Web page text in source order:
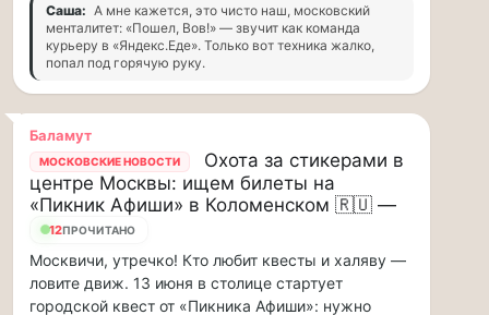
16.08
|
16:00
—
один
из
самых
исповедальных
русских
композиторов,
чья
Саша: А мне кажется, это чисто наш, московский
менталитет: «Пошел, Вов!» — звучит как команда
курьеру в «Яндекс.Еде». Только вот техника жалко,
попал под горячую руку.
Баламут
МОСКОВСКИЕ НОВОСТИ
Охота за стикерами в
центре Москвы: ищем билеты на
«Пикник Афиши» в Коломенском 🇷🇺 —
12ПРОЧИТАНО
Москвичи, утречко! Кто любит квесты и халяву —
ловите движ. 13 июня в столице стартует
городской квест от «Пикника Афиши»: нужно